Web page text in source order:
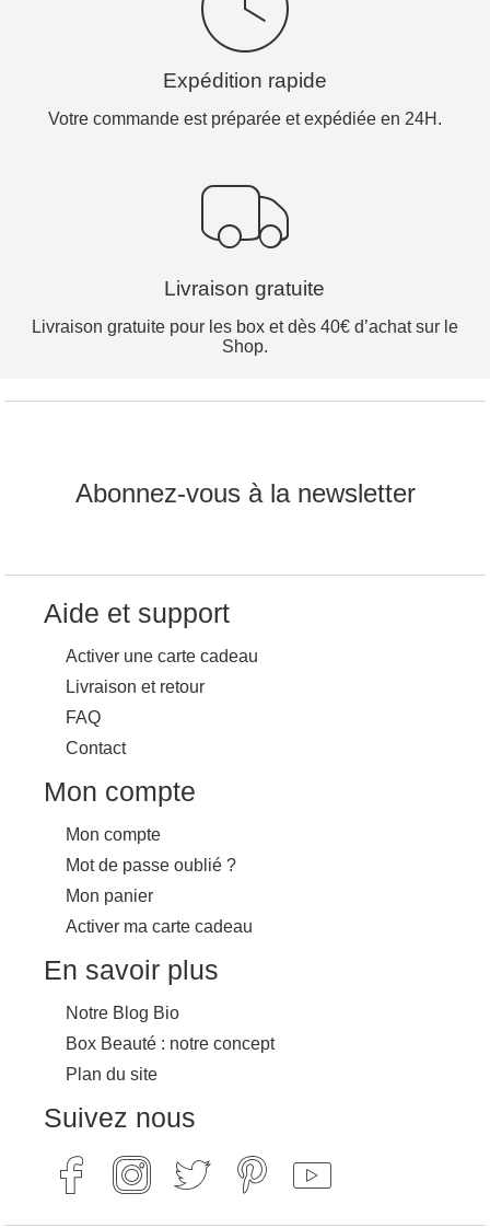
Expédition rapide
Votre commande est préparée et expédiée en 24H.
Livraison gratuite
Livraison gratuite pour les box et dès 40€ d’achat sur le
Shop.
Abonnez-vous à la newsletter
Aide et support
Activer une carte cadeau
Livraison et retour
FAQ
Contact
Mon compte
Mon compte
Mot de passe oublié ?
Mon panier
Activer ma carte cadeau
En savoir plus
Notre Blog Bio
Box Beauté : notre concept
Plan du site
Suivez nous